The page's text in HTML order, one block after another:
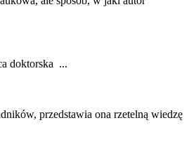
doktorska ...
przedstawia ona rzetelną wiedzę